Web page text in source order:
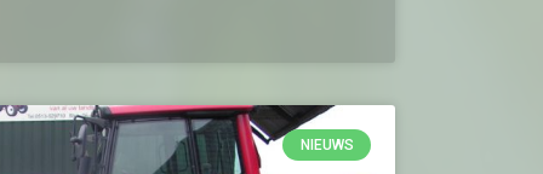
NIEUWS